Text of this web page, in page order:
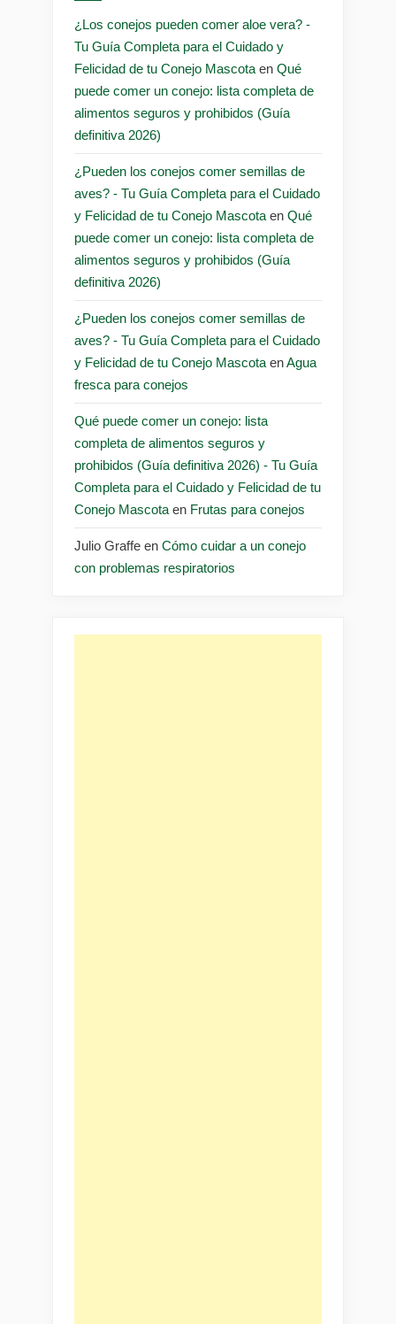
¿Los conejos pueden comer aloe vera? -
Tu Guía Completa para el Cuidado y
Felicidad de tu Conejo Mascota en Qué
puede comer un conejo: lista completa de
alimentos seguros y prohibidos (Guía
definitiva 2026)
¿Pueden los conejos comer semillas de
aves? - Tu Guía Completa para el Cuidado
y Felicidad de tu Conejo Mascota en Qué
puede comer un conejo: lista completa de
alimentos seguros y prohibidos (Guía
definitiva 2026)
¿Pueden los conejos comer semillas de
aves? - Tu Guía Completa para el Cuidado
y Felicidad de tu Conejo Mascota enAgua
fresca para conejos
Qué puede comer un conejo: lista
completa de alimentos seguros y
prohibidos (Guía definitiva 2026) - Tu Guía
Completa para el Cuidado y Felicidad de tu
Conejo Mascota en Frutas para conejos
Julio Graffe en Cómo cuidar a un conejo
con problemas respiratorios